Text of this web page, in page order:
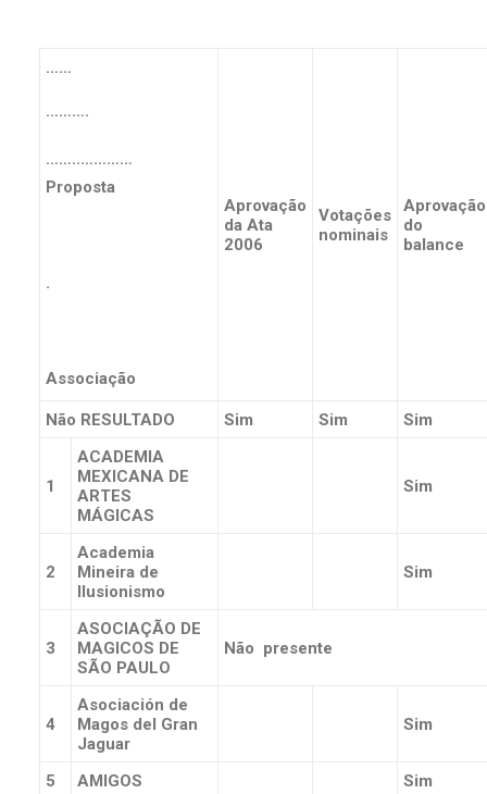
……
……….
……..…………
Proposta
.
Associação
Aprovação
da Ata
2006
Votações
nominais
Aprovação
do
balance
Não RESULTADO Sim Sim Sim
1
ACADEMIA
MEXICANA DE
ARTES
MÁGICAS
Sim
2
Academia
Mineira de
Ilusionismo
Sim
3
ASOCIAÇÃO DE
MAGICOS DE
SÃO PAULO
Não presente
4
Asociación de
Magos del Gran
Jaguar
Sim
5 AMIGOS Sim